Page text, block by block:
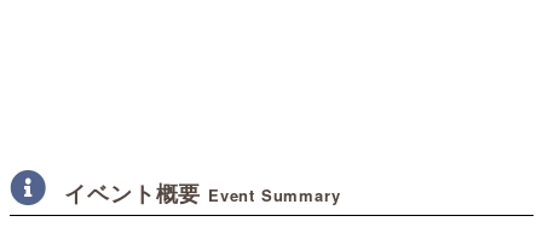
イベント概要 Event Summary